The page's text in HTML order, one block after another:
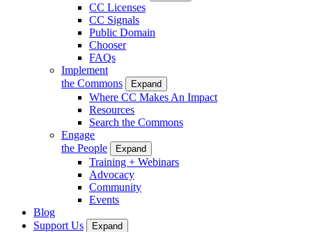
CC Licenses
CC Signals
Public Domain
Chooser
FAQs
Implement
the Commons
Expand
Where CC Makes An Impact
Resources
Search the Commons
Engage
the People
Expand
Training + Webinars
Advocacy
Community
Events
Blog
Support Us
Expand